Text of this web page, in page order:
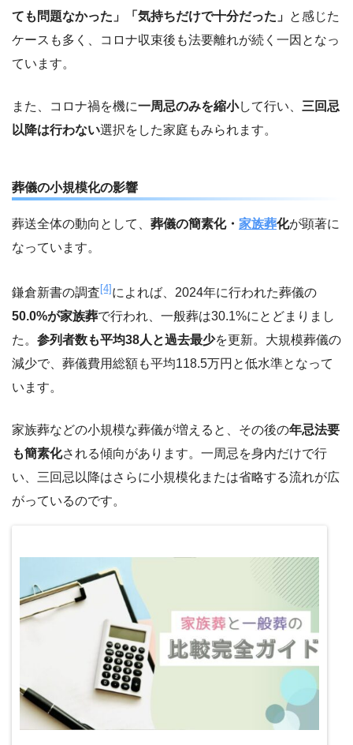
ても問題なかった」「気持ちだけで十分だった」 と感じた
ケースも多く、コロナ収束後も法要離れが続く一因となっ
ています。
また、コロナ禍を機に一周忌のみを縮小して行い、 三回忌
以降は行わない選択をした家庭もみられます。
葬儀の小規模化の影響
葬送全体の動向として、 葬儀の簡素化・ 家族葬化が顕著に
なっています。
鎌倉新書の調査 [4] によれば、2024年に行われた葬儀の
50.0%が家族葬で行われ、一般葬は30.1%にとどまりまし
た。 参列者数も平均38人と過去最少を更新。大規模葬儀の
減少で、葬儀費用総額も平均118.5万円と低水準となって
います。
家族葬などの小規模な葬儀が増えると、その後の年忌法要
も簡素化される傾向があります。一周忌を身内だけで行
い、三回忌以降はさらに小規模化または省略する流れが広
がっているのです。